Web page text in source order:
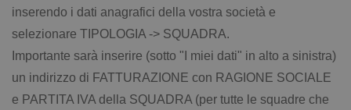
inserendo i dati anagrafici della vostra società e
selezionare TIPOLOGIA -> SQUADRA.
Importante sarà inserire (sotto "I miei dati" in alto a sinistra)
un indirizzo di FATTURAZIONE con RAGIONE SOCIALE
e PARTITA IVA della SQUADRA (per tutte le squadre che